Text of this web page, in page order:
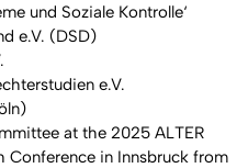
und Soziale Kontrolle‘
e.V. (DSD)
e.V.
at the 2025 ALTER
Conference in Innsbruck from